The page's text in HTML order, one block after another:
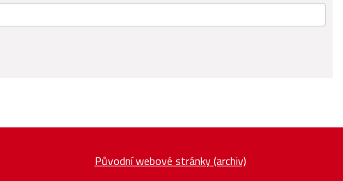
Původní webové stránky (archiv)